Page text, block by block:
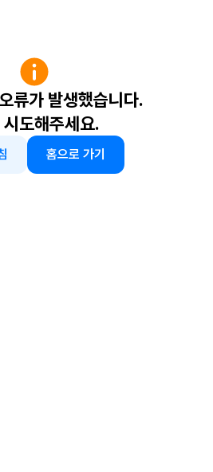
류가 발생했습니다.
시도해주세요.
홈으로 가기